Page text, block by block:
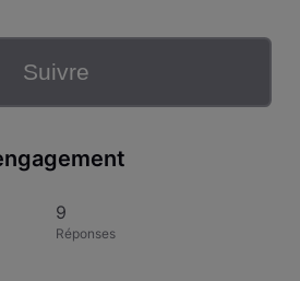
Suivre
9
Réponses